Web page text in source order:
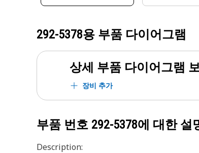
292-5378용 부품 다이어그램
상세 부품 다이어그램 보
장비 추가
부품 번호 292-5378에 대한 설
Description: